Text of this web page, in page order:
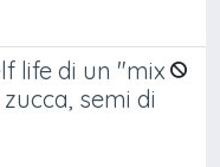
life di un "mix
semi di